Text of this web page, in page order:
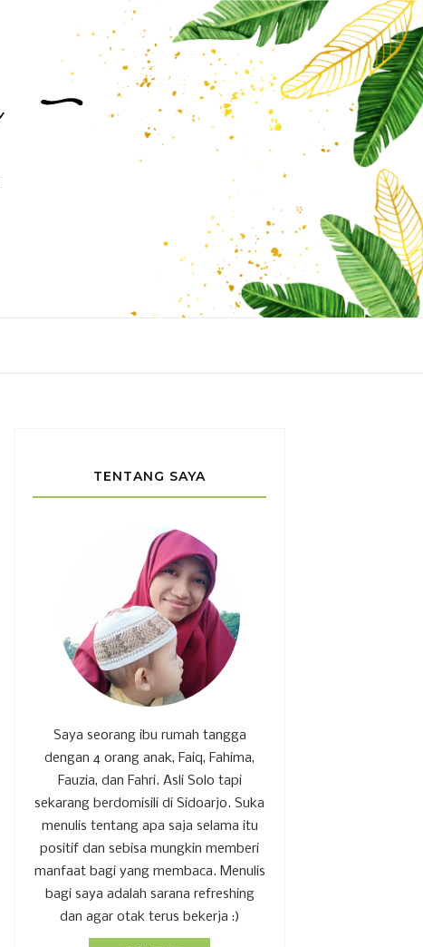
TENTANG SAYA
Saya seorang ibu rumah tangga
dengan 4 orang anak, Faiq, Fahima,
Fauzia, dan Fahri. Asli Solo tapi
sekarang berdomisili di Sidoarjo. Suka
menulis tentang apa saja selama itu
positif dan sebisa mungkin memberi
manfaat bagi yang membaca. Menulis
bagi saya adalah sarana refreshing
dan agar otak terus bekerja :)